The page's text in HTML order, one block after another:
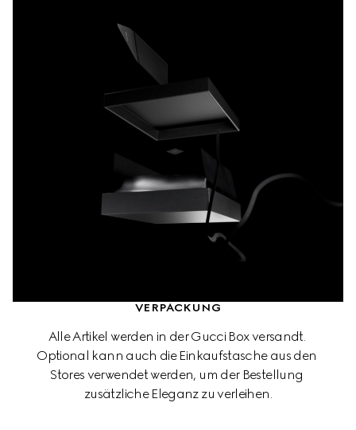
VERPACKUNG
Alle Artikel werden in der Gucci Box versandt.
Optional kann auch die Einkaufstasche aus den
Stores verwendet werden, um der Bestellung
zusätzliche Eleganz zu verleihen.